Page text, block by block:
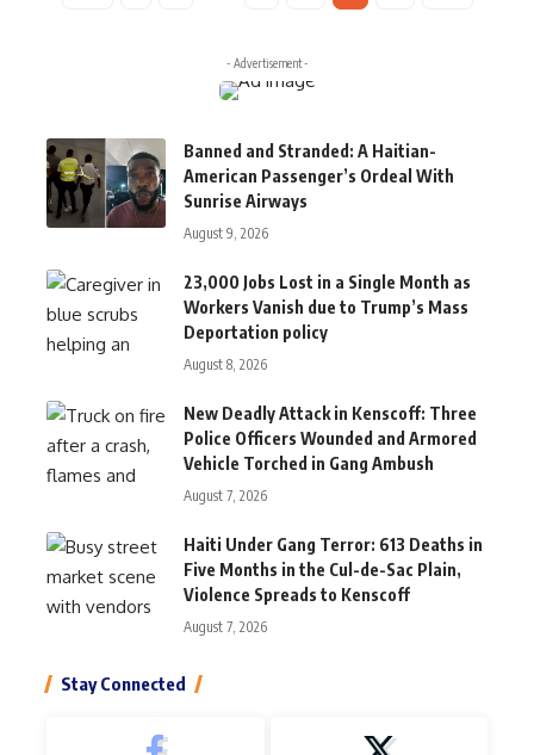
- Advertisement -
Banned and Stranded: A Haitian-
American Passenger’s Ordeal With
Sunrise Airways
August 9, 2026
23,000 Jobs Lost in a Single Month as
Workers Vanish due to Trump’s Mass
Deportation policy
August 8, 2026
New Deadly Attack in Kenscoff: Three
Police Officers Wounded and Armored
Vehicle Torched in Gang Ambush
August 7, 2026
Haiti Under Gang Terror: 613 Deaths in
Five Months in the Cul-de-Sac Plain,
Violence Spreads to Kenscoff
August 7, 2026
Stay Connected